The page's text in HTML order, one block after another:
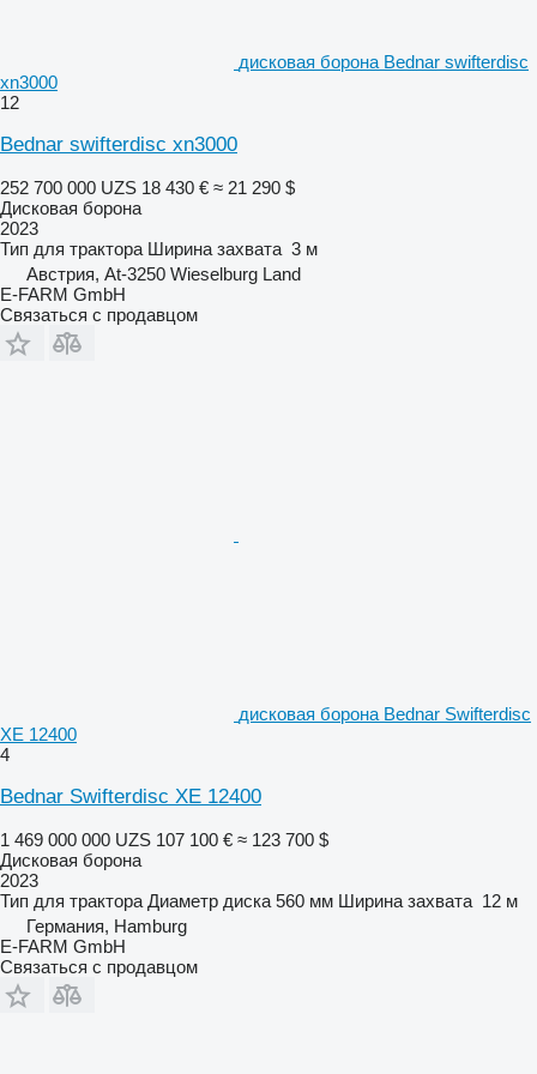
дисковая борона Bednar swifterdisc
xn3000
12
Bednar swifterdisc xn3000
252 700 000 UZS 18 430 € ≈ 21 290 $
Дисковая борона
2023
Тип для трактора Ширина захвата 3 м
Австрия, At-3250 Wieselburg Land
E-FARM GmbH
Связаться с продавцом
дисковая борона Bednar Swifterdisc
XE 12400
4
Bednar Swifterdisc XE 12400
1 469 000 000 UZS 107 100 € ≈ 123 700 $
Дисковая борона
2023
Тип для трактора Диаметр диска 560 мм Ширина захвата 12 м
Германия, Hamburg
E-FARM GmbH
Связаться с продавцом